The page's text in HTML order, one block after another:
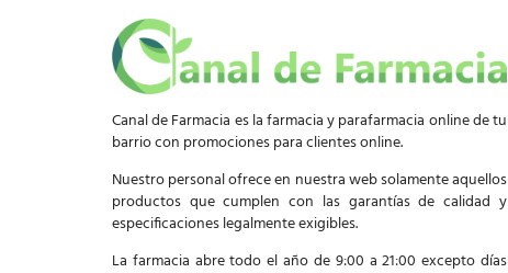
Canal de Farmacia es la farmacia y parafarmacia online de tu
barrio con promociones para clientes online.
Nuestro personal ofrece en nuestra web solamente aquellos
productos que cumplen con las garantías de calidad y
especificaciones legalmente exigibles.
La farmacia abre todo el año de 9:00 a 21:00 excepto días